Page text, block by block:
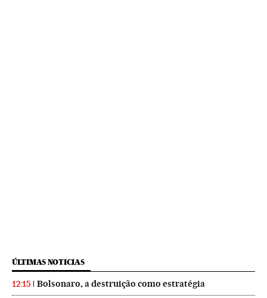
ÚLTIMAS NOTICIAS
12:15 Bolsonaro, a destruição como estratégia